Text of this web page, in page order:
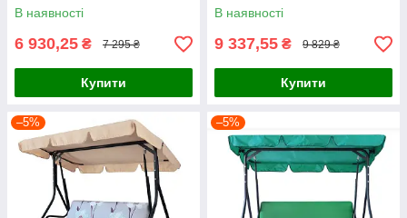
В наявності
6 930,25 ₴ 7 295 ₴
Купити
В наявності
9 337,55 ₴ 9 829 ₴
Купити
–5% –5%